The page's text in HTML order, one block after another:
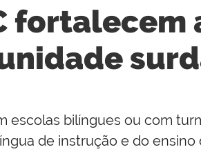
fortalecem
escolas bilíngues ou com
de instrução e do